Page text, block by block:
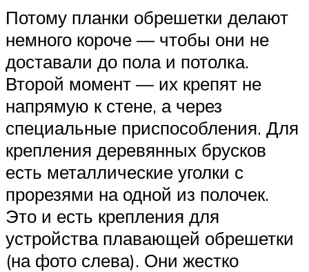
Потому планки обрешетки делают
немного короче — чтобы они не
доставали до пола и потолка.
Второй момент — их крепят не
напрямую к стене, а через
специальные приспособления. Для
крепления деревянных брусков
есть металлические уголки с
прорезями на одной из полочек.
Это и есть крепления для
устройства плавающей обрешетки
(на фото слева). Они жестко